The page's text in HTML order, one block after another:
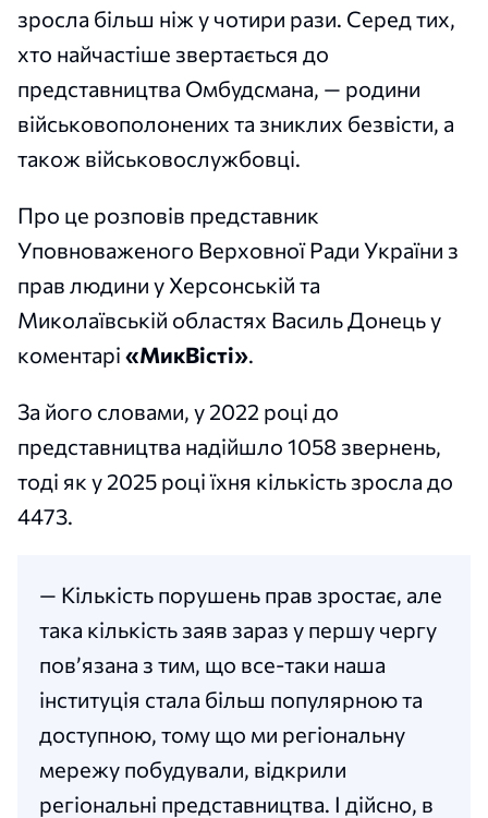
зросла більш ніж у чотири рази. Серед тих,
хто найчастіше звертається до
представництва Омбудсмана, — родини
військовополонених та зниклих безвісти, а
також військовослужбовці.
Про це розповів представник
Уповноваженого Верховної Ради України з
прав людини у Херсонській та
Миколаївській областях Василь Донець у
коментарі «МикВісті».
За його словами, у 2022 році до
представництва надійшло 1058 звернень,
тоді як у 2025 році їхня кількість зросла до
4473.
— Кількість порушень прав зростає, але
така кількість заяв зараз у першу чергу
пов’язана з тим, що все-таки наша
інституція стала більш популярною та
доступною, тому що ми регіональну
мережу побудували, відкрили
регіональні представництва. І дійсно, в